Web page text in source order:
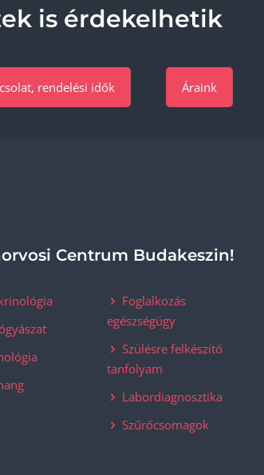
is érdekelhetik
rendelési idők Áraink
Centrum Budakeszin!
Foglalkozás
egészségügy
Szülésre felkészítő
tanfolyam
Labordiagnosztika
Szűrőcsomagok